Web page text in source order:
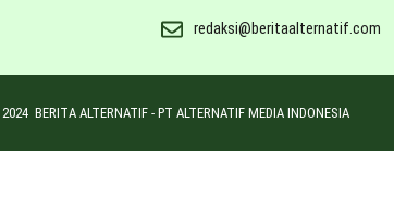
redaksi@beritaalternatif.com
2024 BERITA ALTERNATIF - PT ALTERNATIF MEDIA INDONESIA